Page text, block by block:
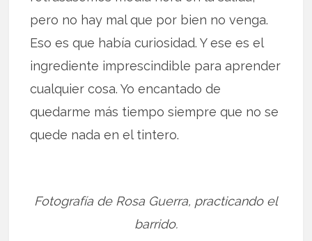
pero no hay mal que por bien no venga.
Eso es que había curiosidad. Y ese es el
ingrediente imprescindible para aprender
cualquier cosa. Yo encantado de
quedarme más tiempo siempre que no se
quede nada en el tintero.
Fotografía de Rosa Guerra, practicando el
barrido.